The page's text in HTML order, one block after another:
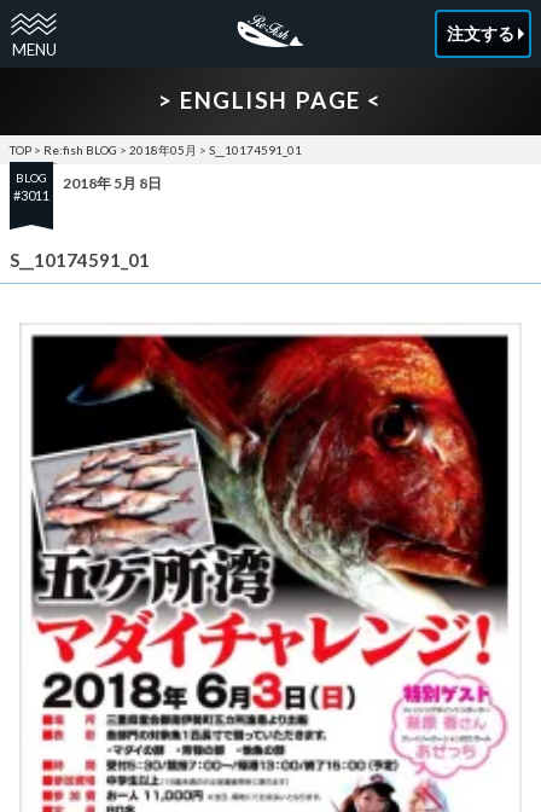
注文する
> ENGLISH PAGE <
TOP > Re:fish BLOG > 2018年05月 > S__10174591_01
BLOG
#3011
2018年 5月 8日
S__10174591_01